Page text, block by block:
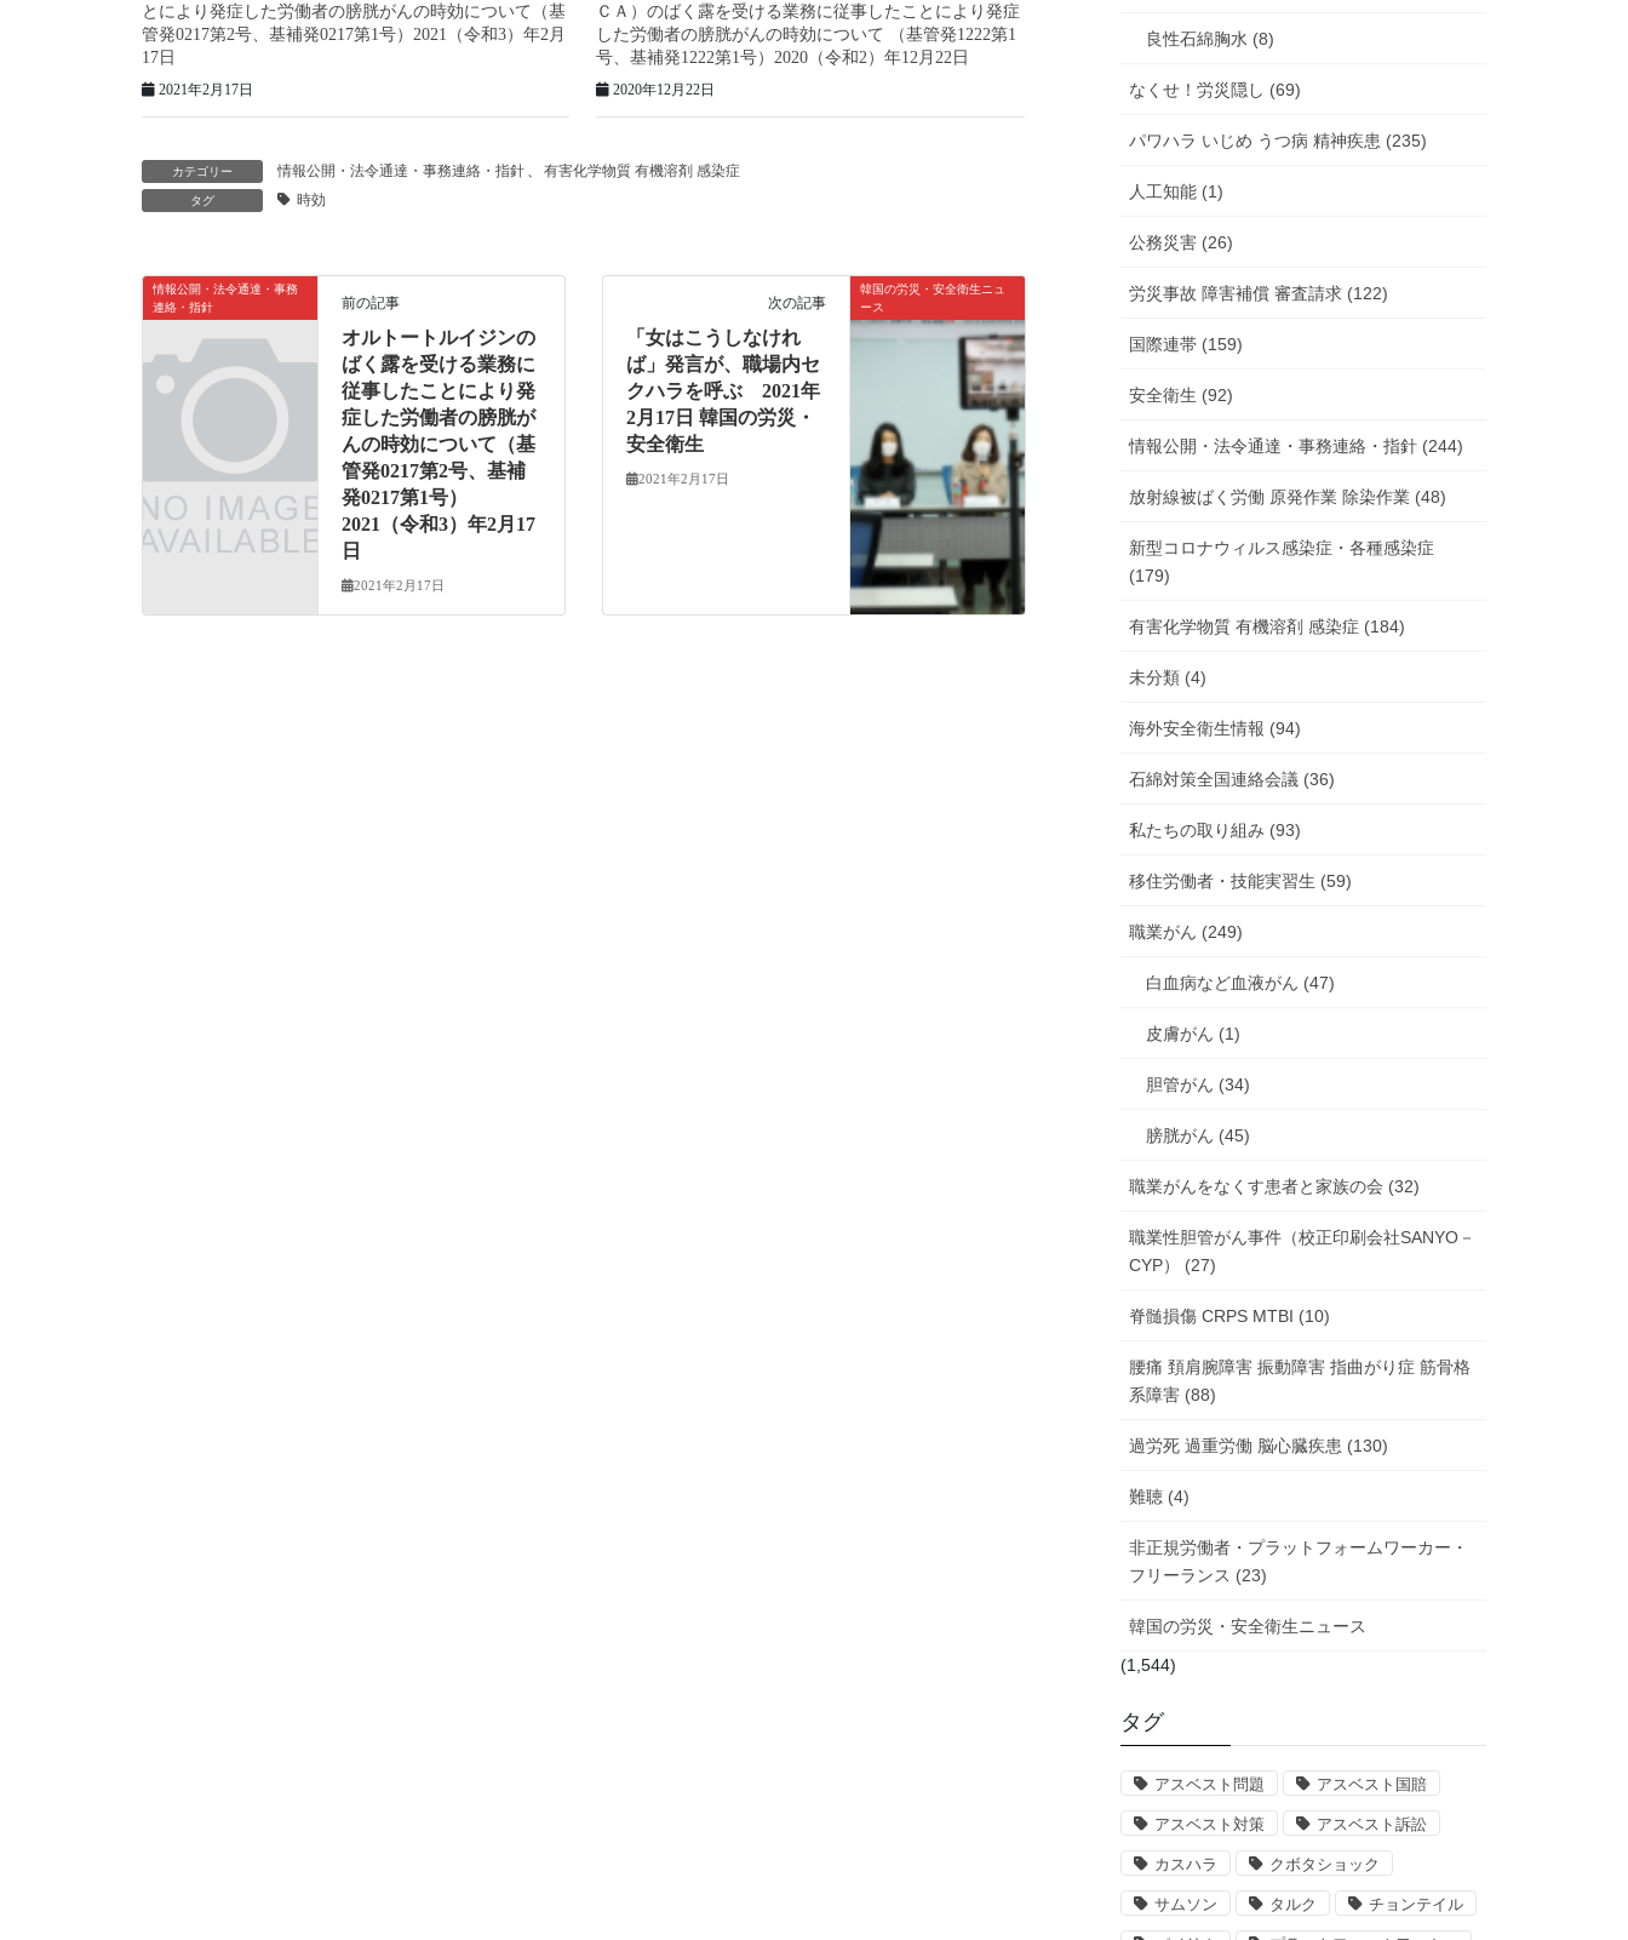
とにより発症した労働者の膀胱がんの時効について（基
管発0217第2号、基補発0217第1号）2021（令和3）年2月
17日
2021年2月17日
ＣＡ）のばく露を受ける業務に従事したことにより発症
した労働者の膀胱がんの時効について （基管発1222第1
号、基補発1222第1号）2020（令和2）年12月22日
2020年12月22日
カテゴリー 情報公開・法令通達・事務連絡・指針 有害化学物質 有機溶剤 感染症
タグ 時効
情報公開・法令通達・事務
連絡・指針
前の記事
オルトートルイジンの
ばく露を受ける業務に
従事したことにより発
症した労働者の膀胱が
んの時効について（基
管発0217第2号、基補
発0217第1号）
2021（令和3）年2月17
日
2021年2月17日
韓国の労災・安全衛生ニュ
ース
次の記事
「女はこうしなけれ
ば」発言が、職場内セ
クハラを呼ぶ 2021年
2月17日 韓国の労災・
安全衛生
2021年2月17日
良性石綿胸水 (8)
なくせ！労災隠し (69)
パワハラ いじめ うつ病 精神疾患 (235)
人工知能 (1)
公務災害 (26)
労災事故 障害補償 審査請求 (122)
国際連帯 (159)
安全衛生 (92)
情報公開・法令通達・事務連絡・指針 (244)
放射線被ばく労働 原発作業 除染作業 (48)
新型コロナウィルス感染症・各種感染症
(179)
有害化学物質 有機溶剤 感染症 (184)
未分類 (4)
海外安全衛生情報 (94)
石綿対策全国連絡会議 (36)
私たちの取り組み (93)
移住労働者・技能実習生 (59)
職業がん (249)
白血病など血液がん (47)
皮膚がん (1)
胆管がん (34)
膀胱がん (45)
職業がんをなくす患者と家族の会 (32)
職業性胆管がん事件（校正印刷会社SANYO－
CYP） (27)
脊髄損傷 CRPS MTBI (10)
腰痛 頚肩腕障害 振動障害 指曲がり症 筋骨格
系障害 (88)
過労死 過重労働 脳心臓疾患 (130)
難聴 (4)
非正規労働者・プラットフォームワーカー・
フリーランス (23)
韓国の労災・安全衛生ニュース
(1,544)
タグ
アスベスト問題 アスベスト国賠
アスベスト対策 アスベスト訴訟
カスハラ クボタショック
サムソン タルク チョンテイル